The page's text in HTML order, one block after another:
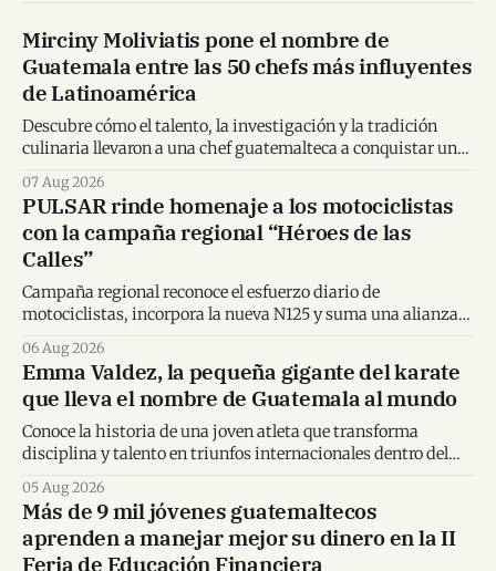
Mirciny Moliviatis pone el nombre de
Guatemala entre las 50 chefs más influyentes
de Latinoamérica
Descubre cómo el talento, la investigación y la tradición
culinaria llevaron a una chef guatemalteca a conquistar un
07 Aug 2026
PULSAR rinde homenaje a los motociclistas
con la campaña regional “Héroes de las
Calles”
Campaña regional reconoce el esfuerzo diario de
motociclistas, incorpora la nueva N125 y suma una alianza
06 Aug 2026
Emma Valdez, la pequeña gigante del karate
que lleva el nombre de Guatemala al mundo
Conoce la historia de una joven atleta que transforma
disciplina y talento en triunfos internacionales dentro del
05 Aug 2026
Más de 9 mil jóvenes guatemaltecos
aprenden a manejar mejor su dinero en la II
Feria de Educación Financiera